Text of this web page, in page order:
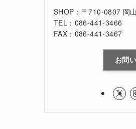
SHOP：〒710-0807 岡
TEL：086-441-3466
FAX：086-441-3467
お問